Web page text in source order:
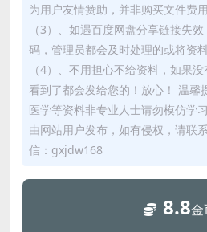
为用户友情赞助，并非购买文件费
（3）、如遇百度网盘分享链接失
码，管理员都会及时处理的或将资
（4）、不用担心不给资料，如果
看到了都会发给您的！放心！ 温馨
医学等资料非专业人士请勿模仿学
由网站用户发布，如有侵权，请联
信：gxjdw168
8.8金